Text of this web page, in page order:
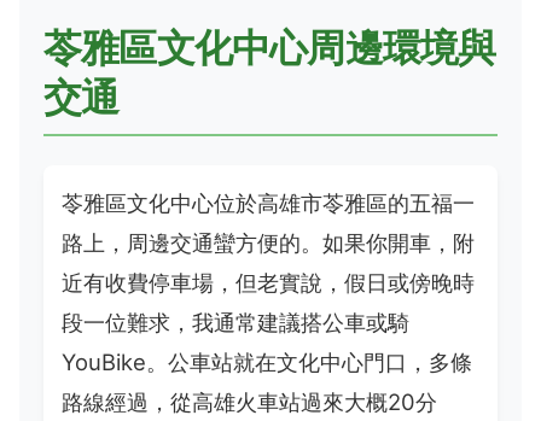
苓雅區文化中心周邊環境與
交通
苓雅區文化中心位於高雄市苓雅區的五福一
路上，周邊交通蠻方便的。如果你開車，附
近有收費停車場，但老實說，假日或傍晚時
段一位難求，我通常建議搭公車或騎
YouBike。公車站就在文化中心門口，多條
路線經過，從高雄火車站過來大概20分